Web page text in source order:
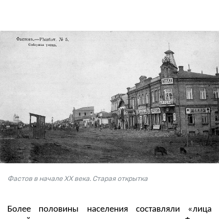
Фастов в начале XX века. Старая открытка
Более половины населения составляли «лица